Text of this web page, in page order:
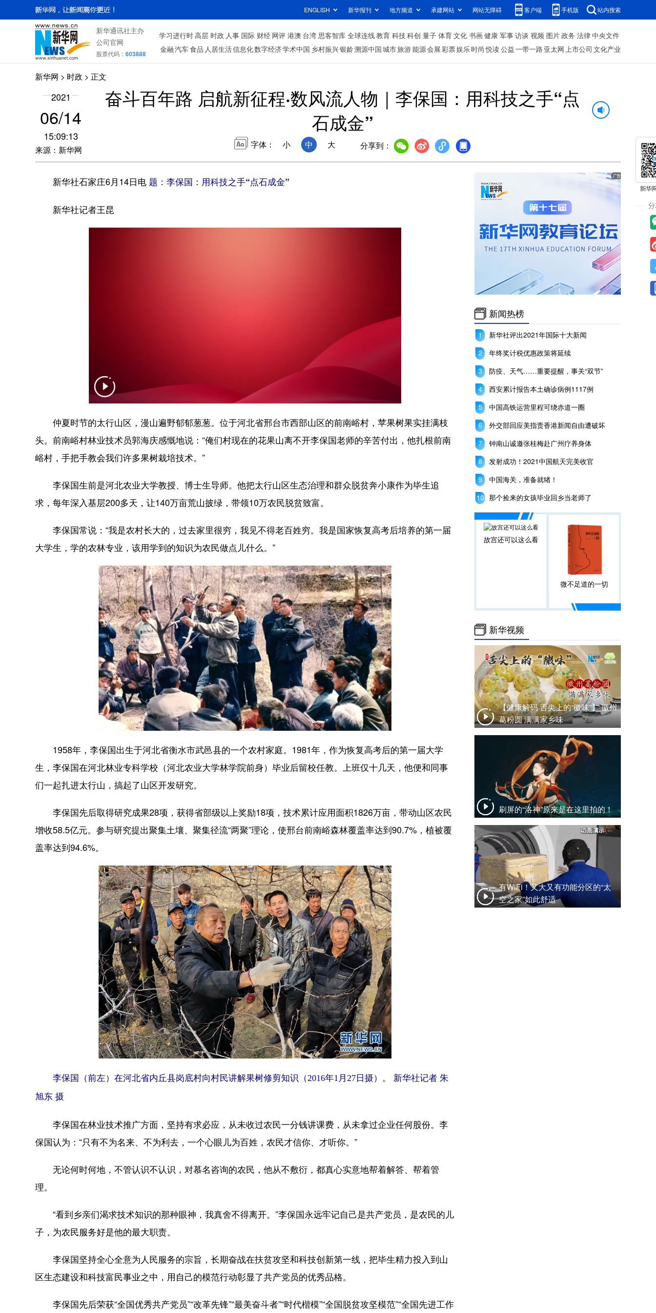
ENGLISH 新华报刊 地方频道 承建网站 网站无障碍 客户端 手机版 站内搜索
新华通讯社主办
公司官网
股票代码： 603888
学习进行时高层 时政 人事 国际 财经 网评 港澳 台湾 思客智库 全球连线教育 科技科创 量子 体育文化 书画健康 军事访谈 视频 图片政务 法律中央文件
金融汽车食品 人居生活信息化数字经济学术中国 乡村振兴银龄溯源中国城市旅游能源会展彩票娱乐时尚 悦读公益一带一路 亚太网上市公司 文化产业
新华网 > 时政 > 正文
2021
06/14
15:09:13
来源：新华网
奋斗百年路 启航新征程·数风流人物｜李保国：用科技之手“点
石成金”
字体： 小 中 大 分享到：
新华社石家庄6月14日电 题：李保国：用科技之手“点石成金”
新华社记者王昆
仲夏时节的太行山区，漫山遍野郁郁葱葱。位于河北省邢台市西部山区的前南峪村，苹果树果实挂满枝
头。前南峪村林业技术员郭海庆感慨地说：“俺们村现在的花果山离不开李保国老师的辛苦付出，他扎根前南
峪村，手把手教会我们许多果树栽培技术。”
李保国生前是河北农业大学教授、博士生导师。他把太行山区生态治理和群众脱贫奔小康作为毕生追
求，每年深入基层200多天，让140万亩荒山披绿，带领10万农民脱贫致富。
李保国常说：“我是农村长大的，过去家里很穷，我见不得老百姓穷。我是国家恢复高考后培养的第一届
大学生，学的农林专业，该用学到的知识为农民做点儿什么。”
1958年，李保国出生于河北省衡水市武邑县的一个农村家庭。1981年，作为恢复高考后的第一届大学
生，李保国在河北林业专科学校（河北农业大学林学院前身）毕业后留校任教。上班仅十几天，他便和同事
们一起扎进太行山，搞起了山区开发研究。
李保国先后取得研究成果28项，获得省部级以上奖励18项，技术累计应用面积1826万亩，带动山区农民
增收58.5亿元。参与研究提出聚集土壤、聚集径流“两聚”理论，使邢台前南峪森林覆盖率达到90.7%，植被覆
盖率达到94.6%。
李保国（前左）在河北省内丘县岗底村向村民讲解果树修剪知识（2016年1月27日摄）。 新华社记者 朱
旭东 摄
李保国在林业技术推广方面，坚持有求必应，从未收过农民一分钱讲课费，从未拿过企业任何股份。李
保国认为：“只有不为名来、不为利去，一个心眼儿为百姓，农民才信你、才听你。”
无论何时何地，不管认识不认识，对慕名咨询的农民，他从不敷衍，都真心实意地帮着解答、帮着管
理。
“看到乡亲们渴求技术知识的那种眼神，我真舍不得离开。”李保国永远牢记自己是共产党员，是农民的儿
子，为农民服务好是他的最大职责。
李保国坚持全心全意为人民服务的宗旨，长期奋战在扶贫攻坚和科技创新第一线，把毕生精力投入到山
区生态建设和科技富民事业之中，用自己的模范行动彰显了共产党员的优秀品格。
李保国先后荣获“全国优秀共产党员”“改革先锋”“最美奋斗者”“时代楷模”“全国脱贫攻坚模范”“全国先进工作
新闻热榜
新华社评出2021年国际十大新闻
年终奖计税优惠政策将延续
防疫、天气……重要提醒，事关“双节”
西安累计报告本土确诊病例1117例
中国高铁运营里程可绕赤道一圈
外交部回应美指责香港新闻自由遭破坏
钟南山诚邀张桂梅赴广州疗养身体
发射成功！2021中国航天完美收官
中国海关，准备就绪！
那个捡来的女孩毕业回乡当老师了
故宫还可以这么看
微不足道的一切
新华视频
【健康解码·舌尖上的“徽味”】 徽州
葛粉圆 满满家乡味
刷屏的“洛神”原来是在这里拍的！
有WiFi！又大又有功能分区的“太
空之家”如此舒适